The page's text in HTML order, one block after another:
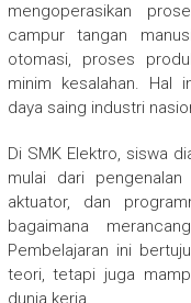
mengoperasikan
campur tangan
otomasi, proses
minim kesalahan. Hal
daya saing industri
Di SMK Elektro, siswa
mulai dari
aktuator, dan
bagaimana
Pembelajaran ini
teori, tetapi juga
dunia kerja.